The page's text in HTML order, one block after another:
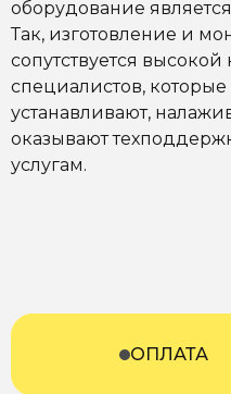
оборудование
Так, изготовление и
сопутствуется
специалистов,
устанавливают,
оказывают
услугам.
ОПЛАТА